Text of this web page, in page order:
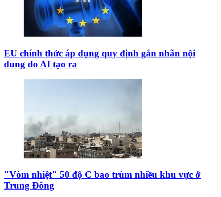
EU chính thức áp dụng quy định gắn nhãn nội
dung do AI tạo ra
"Vòm nhiệt" 50 độ C bao trùm nhiều khu vực ở
Trung Đông